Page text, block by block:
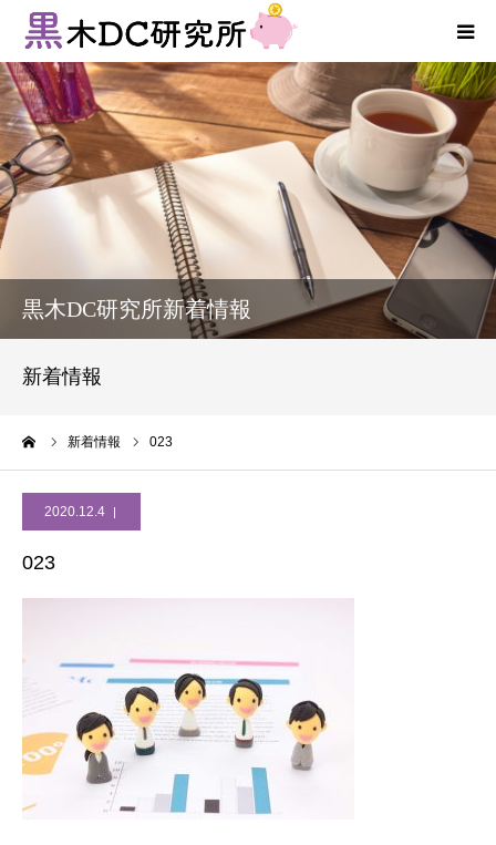
黒木DC研究所新着情報
新着情報
新着情報 023
2020.12.4
023
法人向けサービス
個人向けサービス
新着情報
お問い合わせ